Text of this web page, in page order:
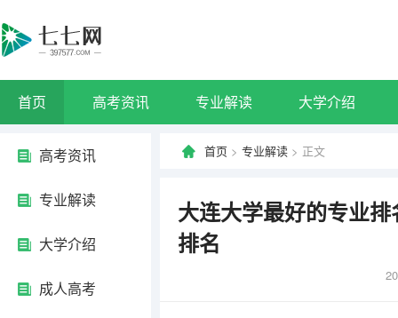
首页 高考资讯 专业解读 大学介绍
高考资讯
专业解读
大学介绍
成人高考
首页 > 专业解读 > 正文
大连大学最好的专业
排名